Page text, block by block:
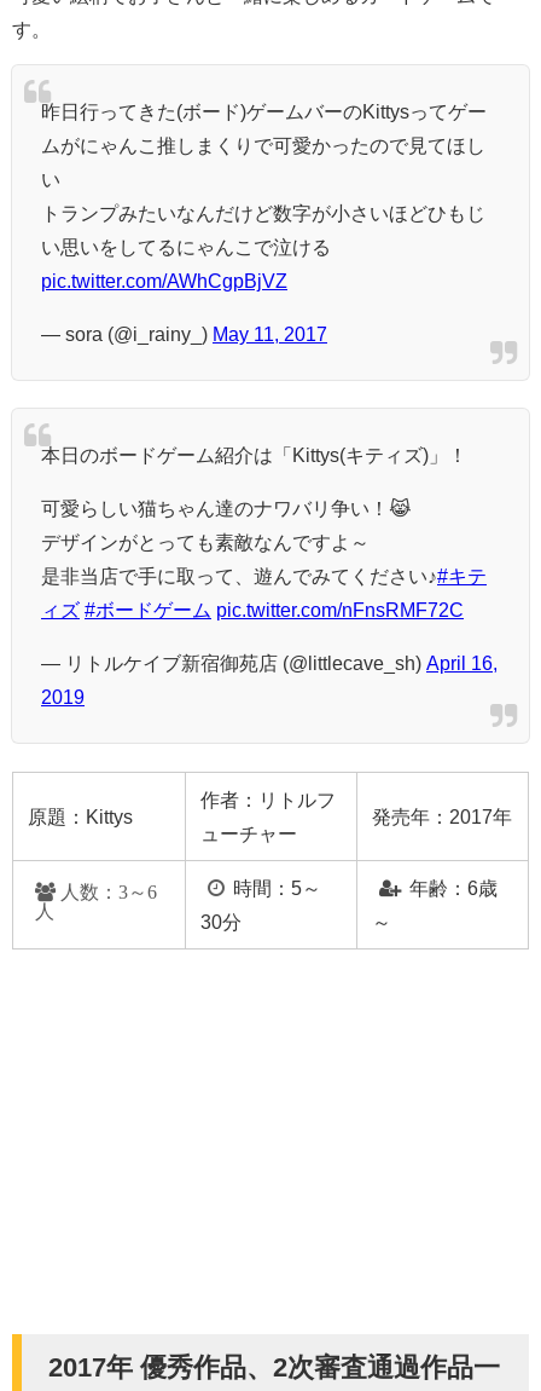
す。
昨日行ってきた(ボード)ゲームバーのKittysってゲー
ムがにゃんこ推しまくりで可愛かったので見てほし
い
トランプみたいなんだけど数字が小さいほどひもじ
い思いをしてるにゃんこで泣ける
pic.twitter.com/AWhCgpBjVZ
— sora (@i_rainy_) May 11, 2017
本日のボードゲーム紹介は「Kittys(キティズ)」！
可愛らしい猫ちゃん達のナワバリ争い！😹
デザインがとっても素敵なんですよ～
是非当店で手に取って、遊んでみてください♪#キテ
ィズ #ボードゲーム pic.twitter.com/nFnsRMF72C
— リトルケイブ新宿御苑店 (@littlecave_sh) April 16,
2019
原題：Kittys
作者：
リトルフ
ューチャー
発売年：2017年
人数：3～6
人
時間：5～
30分
年齢：6歳
～
2017年 優秀作品、2次審査通過作品一